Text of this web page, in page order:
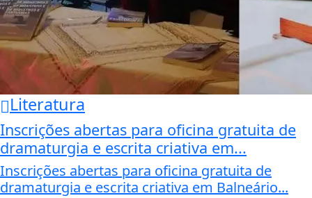
Literatura
Inscrições abertas para oficina gratuita de
dramaturgia e escrita criativa em...
Inscrições abertas para oficina gratuita de
dramaturgia e escrita criativa em Balneário...